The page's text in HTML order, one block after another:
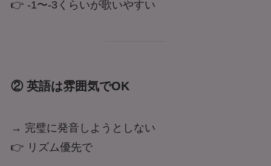
👉 -1〜-3くらいが歌いやすい
② 英語は雰囲気でOK
→ 完璧に発音しようとしない
👉 リズム優先で